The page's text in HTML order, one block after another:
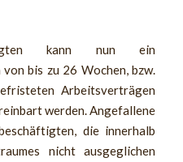
kann nun ein
bis zu 26 Wochen, bzw.
Arbeitsverträgen
werden. Angefallene
die innerhalb
nicht ausgeglichen